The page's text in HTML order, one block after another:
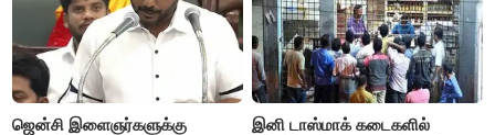
ஜென்சி இளைஞர்களுக்கு
இனி டாஸ்மாக் கடைகளில்